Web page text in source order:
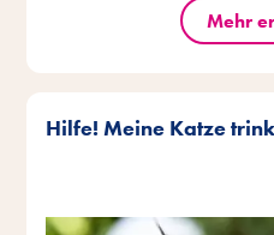
Mehr
Hilfe! Meine Katze